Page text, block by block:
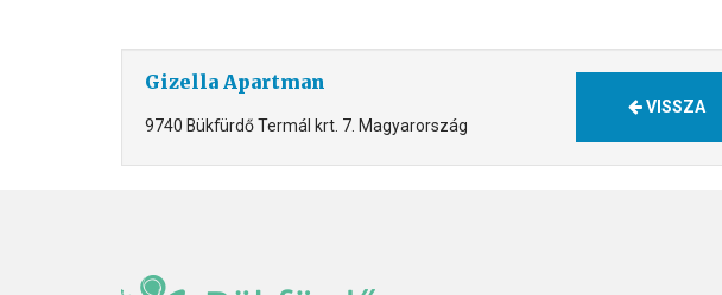
Gizella Apartman
9740 Bükfürdő Termál krt. 7. Magyarország
VISSZA